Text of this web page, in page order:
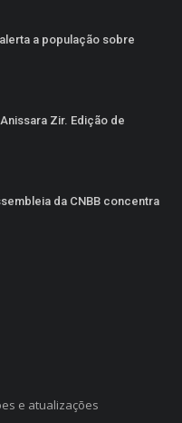
a população sobre
Zir. Edição de
da CNBB concentra
e atualizações